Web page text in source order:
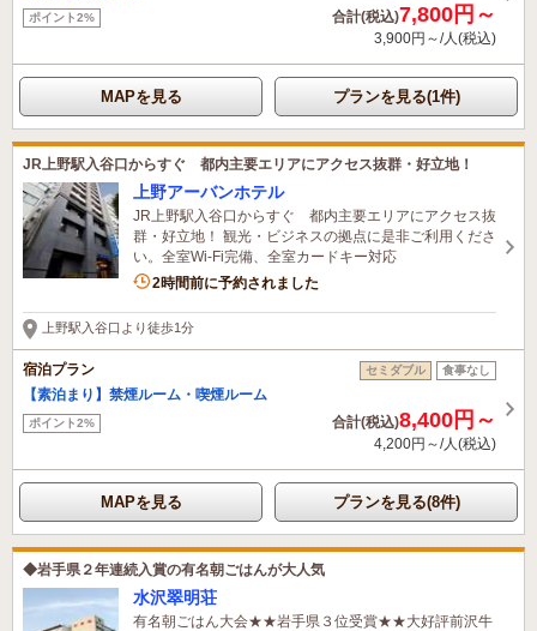
ポイント2% 合計(税込)7,800円～
3,900円～/人(税込)
MAPを見る プランを見る(1件)
JR上野駅入谷口からすぐ 都内主要エリアにアクセス抜群・好立地！
上野アーバンホテル
JR上野駅入谷口からすぐ 都内主要エリアにアクセス抜
群・好立地！ 観光・ビジネスの拠点に是非ご利用くださ
い。全室Wi-Fi完備、全室カードキー対応
1名がこの宿を見ています
2時間前に予約されました
上野駅入谷口より徒歩1分
宿泊プラン セミダブル 食事なし
【素泊まり】禁煙ルーム・喫煙ルーム
ポイント2% 合計(税込)8,400円～
4,200円～/人(税込)
MAPを見る プランを見る(8件)
◆岩手県２年連続入賞の有名朝ごはんが大人気
水沢翠明荘
有名朝ごはん大会★★岩手県３位受賞★★大好評前沢牛